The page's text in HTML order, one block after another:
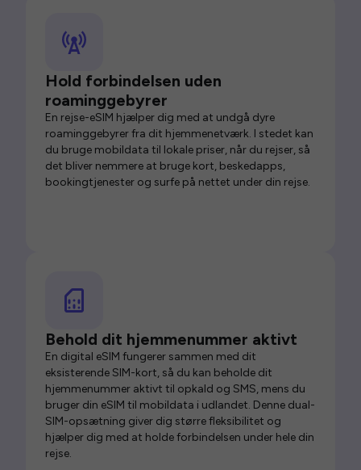
Hold forbindelsen uden
roaminggebyrer
En rejse-eSIM hjælper dig med at undgå dyre
roaminggebyrer fra dit hjemmenetværk. I stedet kan
du bruge mobildata til lokale priser, når du rejser, så
det bliver nemmere at bruge kort, beskedapps,
bookingtjenester og surfe på nettet under din rejse.
Behold dit hjemmenummer aktivt
En digital eSIM fungerer sammen med dit
eksisterende SIM-kort, så du kan beholde dit
hjemmenummer aktivt til opkald og SMS, mens du
bruger din eSIM til mobildata i udlandet. Denne dual-
SIM-opsætning giver dig større fleksibilitet og
hjælper dig med at holde forbindelsen under hele din
rejse.